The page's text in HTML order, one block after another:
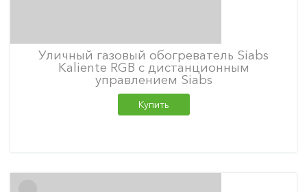
Уличный газовый обогреватель Siabs
Kaliente RGB с дистанционным
управлением Siabs
Купить